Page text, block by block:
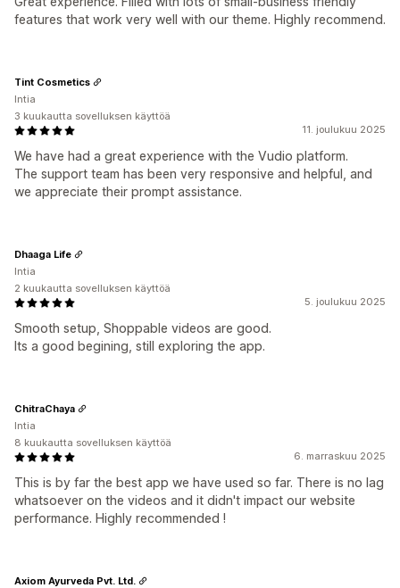
features that work very well with our theme. Highly recommend.
11. joulukuu 2025
We have had a great experience with the Vudio platform.
The support team has been very responsive and helpful, and
we appreciate their prompt assistance.
Tint Cosmetics
Intia
3 kuukautta sovelluksen käyttöä
5. joulukuu 2025
Smooth setup, Shoppable videos are good.
Its a good begining, still exploring the app.
Dhaaga Life
Intia
2 kuukautta sovelluksen käyttöä
6. marraskuu 2025
This is by far the best app we have used so far. There is no lag
whatsoever on the videos and it didn't impact our website
performance. Highly recommended !
ChitraChaya
Intia
8 kuukautta sovelluksen käyttöä
Axiom Ayurveda Pvt. Ltd.